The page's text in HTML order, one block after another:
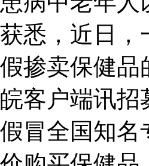
获悉，近日，
假掺卖保健品
皖客户端讯招
假冒全国知名